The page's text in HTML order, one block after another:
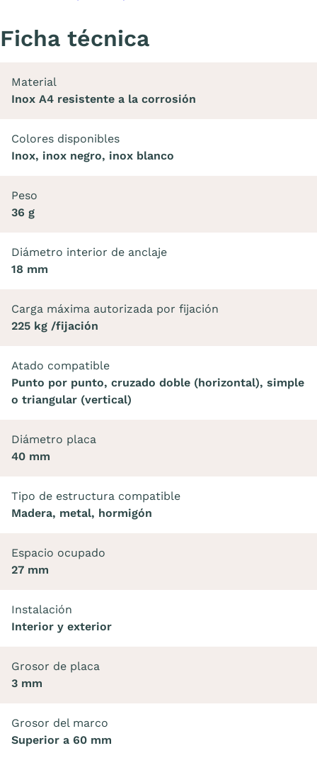
Ficha técnica
Material
Inox A4 resistente a la corrosión
Colores disponibles
Inox, inox negro, inox blanco
Peso
36 g
Diámetro interior de anclaje
18 mm
Carga máxima autorizada por fijación
225 kg /fijación
Atado compatible
Punto por punto, cruzado doble (horizontal), simple
o triangular (vertical)
Diámetro placa
40 mm
Tipo de estructura compatible
Madera, metal, hormigón
Espacio ocupado
27 mm
Instalación
Interior y exterior
Grosor de placa
3 mm
Grosor del marco
Superior a 60 mm